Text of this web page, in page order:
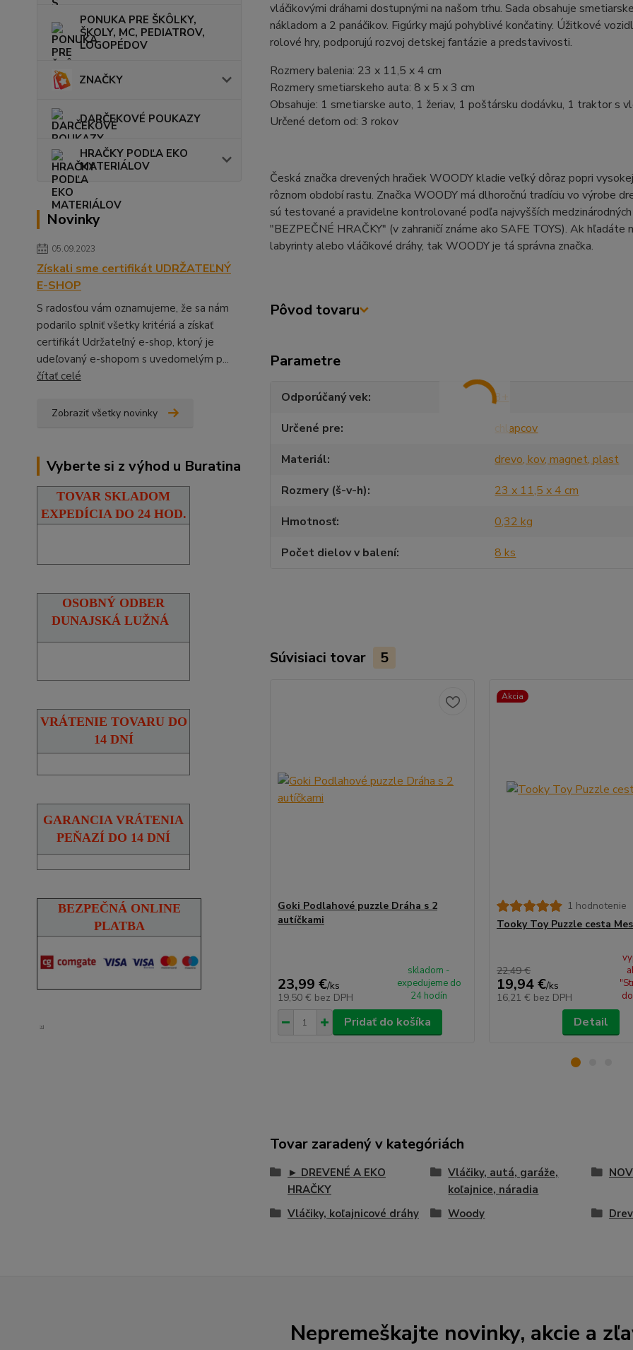
PONUKA PRE ŠKÔLKY,
ŠKOLY, MC, PEDIATROV,
LOGOPÉDOV
ZNAČKY
DARČEKOVÉ POUKAZY
HRAČKY PODĽA EKO
MATERIÁLOV
Novinky
05.09.2023
Získali sme certifikát UDRŽATEĽNÝ
E-SHOP
S radosťou vám oznamujeme, že sa nám
podarilo splniť všetky kritériá a získať
certifikát Udržateľný e-shop, ktorý je
udeľovaný e-shopom s uvedomelým p...
čítať celé
Zobraziť všetky novinky
Vyberte si z výhod u Buratina
TOVAR SKLADOM
EXPEDÍCIA DO 24 HOD.
OSOBNÝ ODBER
DUNAJSKÁ LUŽNÁ
VRÁTENIE TOVARU DO
14 DNÍ
GARANCIA VRÁTENIA
PEŇAZÍ DO 14 DNÍ
BEZPEČNÁ ONLINE
PLATBA
vláčikovými dráhami dostupnými na našom trhu. Sada obsahuje
nákladom a 2 panáčikov. Figúrky majú pohyblivé končatiny. Úžitkové
rolové hry, podporujú rozvoj detskej fantázie a predstavivosti.
Rozmery balenia: 23 x 11,5 x 4 cm
Rozmery smetiarskeho auta: 8 x 5 x 3 cm
Obsahuje: 1 smetiarske auto, 1 žeriav, 1 poštársku dodávku, 1 traktor s
Určené deťom od: 3 rokov
Česká značka drevených hračiek WOODY kladie veľký dôraz popri
rôznom období rastu. Značka WOODY má dlhoročnú tradíciu vo výrobe
sú testované a pravidelne kontrolované podľa najvyšších
"BEZPEČNÉ HRAČKY" (v zahraničí známe ako SAFE TOYS). Ak
labyrinty alebo vláčikové dráhy, tak WOODY je tá správna značka.
Pôvod tovaru
Parametre
Odporúčaný vek
3+
Určené pre
chlapcov
Materiál
drevo, kov, magnet, plast
Rozmery (š-v-h)
23 x 11,5 x 4 cm
Hmotnosť
0,32 kg
Počet dielov v balení
8 ks
Súvisiaci tovar 5
Goki Podlahové puzzle Dráha s 2
autíčkami
23,99 €/ks
19,50 € bez DPH
skladom -
expedujeme do
24 hodín
Pridať do košíka
Akcia
1 hodnotenie
Tooky Toy Puzzle cesta
22,49 €
19,94 €/ks
16,21 € bez DPH
Detail
Tovar zaradený v kategóriách
► DREVENÉ A EKO
HRAČKY
Vláčiky, autá, garáže,
koľajnice, náradia
Vláčiky, koľajnicové dráhy Woody
Nepremeškajte novinky, akcie a